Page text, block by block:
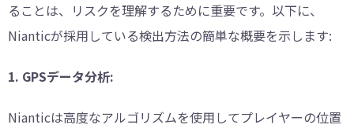
ることは、リスクを理解するために重要です。以下に、
Nianticが採用している検出方法の簡単な概要を示します:
1. GPSデータ分析:
Nianticは高度なアルゴリズムを使用してプレイヤーの位置